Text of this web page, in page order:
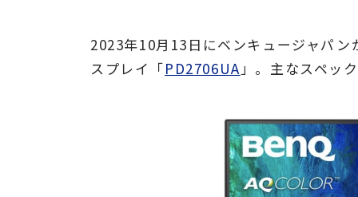
2023年10月13日にベンキュージャパ
スプレイ「PD2706UA 」。主なスペッ